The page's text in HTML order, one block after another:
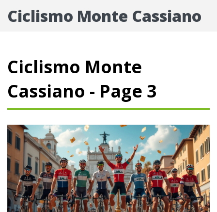
Ciclismo Monte Cassiano
Ciclismo Monte
Cassiano - Page 3